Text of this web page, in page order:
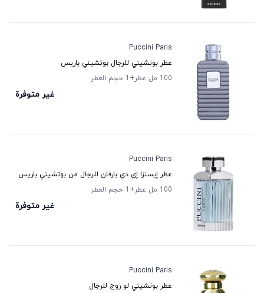
Puccini Paris
عطر بوتشيني للرجال بوتشيني باريس
100 مل عطر
+1 حجم العطر
غير متوفرة
Puccini Paris
عطر إيسنزا إي دي بارفان للرجال من بوتشيني باريس
100 مل عطر
+1 حجم العطر
غير متوفرة
Puccini Paris
عطر بوتشيني لو روج للرجال